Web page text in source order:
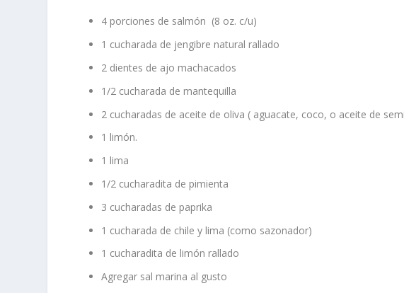
4 porciones de salmón (8 oz. c/u)
1 cucharada de jengibre natural rallado
2 dientes de ajo machacados
1/2 cucharada de mantequilla
2 cucharadas de aceite de oliva ( aguacate, coco, o aceite de
1 limón.
1 lima
1/2 cucharadita de pimienta
3 cucharadas de paprika
1 cucharada de chile y lima (como sazonador)
1 cucharadita de limón rallado
Agregar sal marina al gusto